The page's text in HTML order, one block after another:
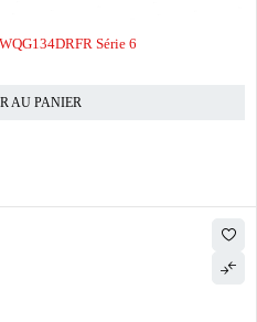
Série 6
AU PANIER